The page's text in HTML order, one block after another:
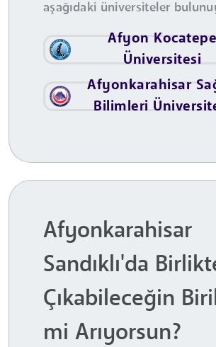
aşağıdaki üniversiteler
Afyon Kocatepe
Üniversitesi
Afyonkarahisar
Bilimleri
Afyonkarahisar
Sandıklı'da
Çıkabileceğin
mi Arıyorsun?